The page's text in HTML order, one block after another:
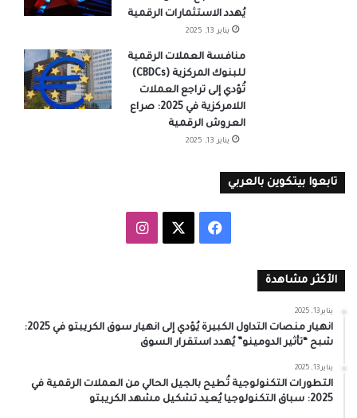
يُهدد الاستثمارات الرقمية
يناير 13, 2025
منافسة العملات الرقمية
للبنوك المركزية (CBDCs)
تُؤدي إلى تراجع العملات
اللامركزية في 2025: صراع
العروش الرقمية
يناير 13, 2025
تابعوا بيتكوين بالعربي
فيسبوك انستقرام
الأكثر مشاهدة
يناير 13, 2025
انهيار منصات التداول الكبيرة يُؤدي إلى انهيار سوق الكريبتو في 2025:
شبح “تأثير الدومينو” يُهدد استقرار السوق
يناير 13, 2025
التطورات التكنولوجية تُطيح بالجيل الحالي من العملات الرقمية في
2025: سباق التكنولوجيا يُعيد تشكيل مشهد الكريبتو